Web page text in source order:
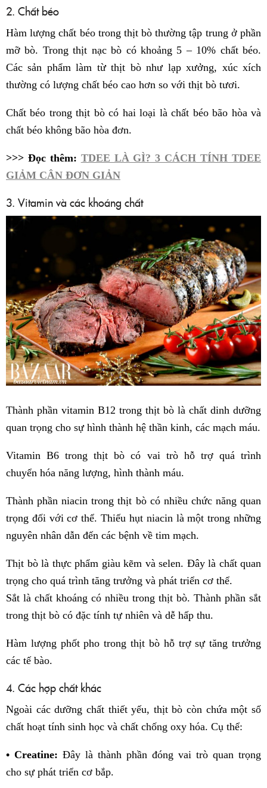
2. Chất béo
Hàm lượng chất béo trong thịt bò thường tập trung ở phần
mỡ bò. Trong thịt nạc bò có khoảng 5 – 10% chất béo.
Các sản phẩm làm từ thịt bò như lạp xưởng, xúc xích
thường có lượng chất béo cao hơn so với thịt bò tươi.
Chất béo trong thịt bò có hai loại là chất béo bão hòa và
chất béo không bão hòa đơn.
>>> Đọc thêm: TDEE LÀ GÌ? 3 CÁCH TÍNH TDEE
GIẢM CÂN ĐƠN GIẢN
3. Vitamin và các khoáng chất
Thành phần vitamin B12 trong thịt bò là chất dinh dưỡng
quan trọng cho sự hình thành hệ thần kinh, các mạch máu.
Vitamin B6 trong thịt bò có vai trò hỗ trợ quá trình
chuyển hóa năng lượng, hình thành máu.
Thành phần niacin trong thịt bò có nhiều chức năng quan
trọng đối với cơ thể. Thiếu hụt niacin là một trong những
nguyên nhân dẫn đến các bệnh về tim mạch.
Thịt bò là thực phẩm giàu kẽm và selen. Đây là chất quan
trọng cho quá trình tăng trưởng và phát triển cơ thể.
Sắt là chất khoáng có nhiều trong thịt bò. Thành phần sắt
trong thịt bò có đặc tính tự nhiên và dễ hấp thu.
Hàm lượng phốt pho trong thịt bò hỗ trợ sự tăng trưởng
các tế bào.
4. Các hợp chất khác
Ngoài các dưỡng chất thiết yếu, thịt bò còn chứa một số
chất hoạt tính sinh học và chất chống oxy hóa. Cụ thể:
• Creatine: Đây là thành phần đóng vai trò quan trọng
cho sự phát triển cơ bắp.